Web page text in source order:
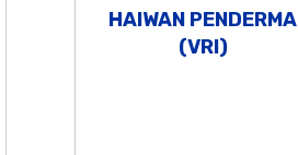
HAIWAN PENDERMA
(VRI)